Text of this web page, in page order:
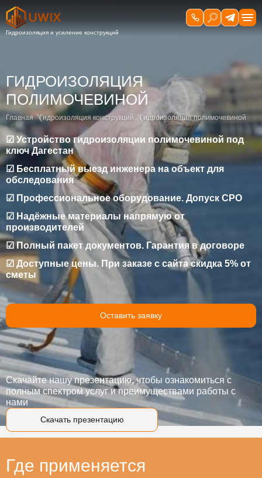
ГИДРОИЗОЛЯЦИЯ
ПОЛИМОЧЕВИНОЙ
Главная Гидроизоляция конструкций Гидроизоляция полимочевиной
☑ Устройство гидроизоляции полимочевиной под
ключ Дагестан
☑ Бесплатный выезд инженера на объект для
обследования
☑ Профессиональное оборудование. Допуск СРО
☑ Надёжные материалы напрямую от
производителей
☑ Полный пакет документов. Гарантия в договоре
☑ Доступные цены. При заказе с сайта скидка 5% от
сметы
Оставить заявку
Скачать презентацию
Скачайте нашу презентацию, чтобы ознакомиться с
полным спектром услуг и преимуществами работы с
нами
Где применяется